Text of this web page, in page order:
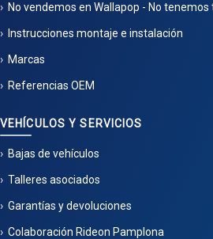
No vendemos en Wallapop - No tenemos
Instrucciones montaje e instalación
Marcas
Referencias OEM
VEHÍCULOS Y SERVICIOS
Bajas de vehículos
Talleres asociados
Garantías y devoluciones
Colaboración Rideon Pamplona